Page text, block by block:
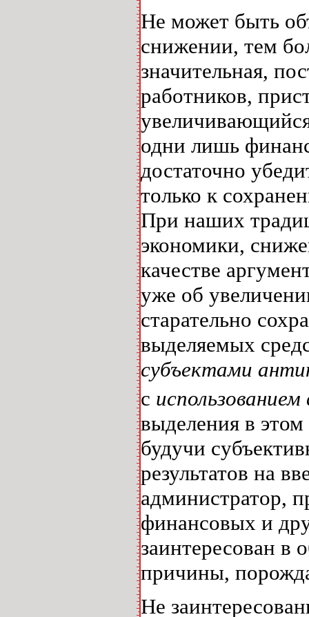
Не может быть
снижении, тем
значительная,
работников,
одни лишь
достаточно
только к
При наших
экономики,
качестве
уже об
старательно
выделяемых
субъектами
с
выделения в
будучи
результатов на
администратор,
финансовых и
заинтересован
причины,
Не